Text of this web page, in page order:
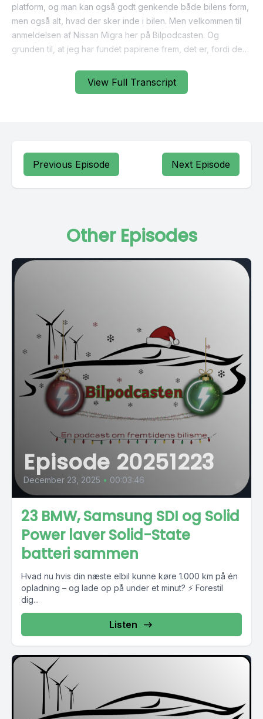
View Full Transcript
Previous Episode Next Episode
Other Episodes
Episode 20251223
December 23, 2025 • 00:03:46
23 BMW, Samsung SDI og Solid
Power laver Solid-State
batteri sammen
Hvad nu hvis din næste elbil kunne køre 1.000 km på én
opladning – og lade op på under et minut? ⚡ Forestil
dig...
Listen